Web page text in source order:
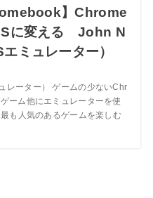
】Chrome
に変える John N
ミュレーター）
レーター） ゲームの少ないChr
ーム他にエミュレーターを使
も人気のあるゲームを楽しむ